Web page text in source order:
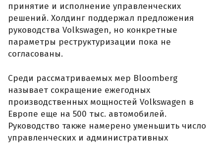
принятие и исполнение управленческих
решений. Холдинг поддержал предложения
руководства Volkswagen, но конкретные
параметры реструктуризации пока не
согласованы.
Среди рассматриваемых мер Bloomberg
называет сокращение ежегодных
производственных мощностей Volkswagen в
Европе еще на 500 тыс. автомобилей.
Руководство также намерено уменьшить число
управленческих и административных